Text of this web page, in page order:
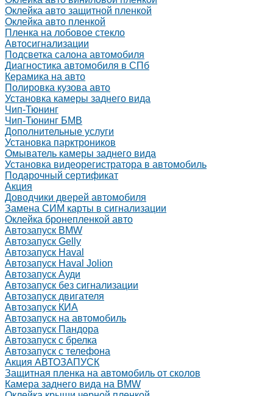
Оклейка авто защитной пленкой
Оклейка авто пленкой
Пленка на лобовое стекло
Автосигнализации
Подсветка салона автомобиля
Диагностика автомобиля в СПб
Керамика на авто
Полировка кузова авто
Установка камеры заднего вида
Чип-Тюнинг
Чип-Тюнинг БМВ
Дополнительные услуги
Установка парктроников
Омыватель камеры заднего вида
Установка видеорегистратора в автомобиль
Подарочный сертификат
Акция
Доводчики дверей автомобиля
Замена СИМ карты в сигнализации
Оклейка бронепленкой авто
Автозапуск BMW
Автозапуск Gelly
Автозапуск Haval
Автозапуск Haval Jolion
Автозапуск Ауди
Автозапуск без сигнализации
Автозапуск двигателя
Автозапуск КИА
Автозапуск на автомобиль
Автозапуск Пандора
Автозапуск с брелка
Автозапуск с телефона
Акция АВТОЗАПУСК
Защитная пленка на автомобиль от сколов
Камера заднего вида на BMW